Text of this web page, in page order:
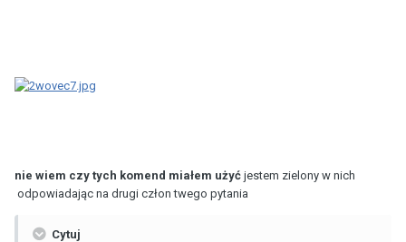
nie wiem czy tych komend miałem użyć jestem zielony w nich
odpowiadając na drugi człon twego pytania
Cytuj